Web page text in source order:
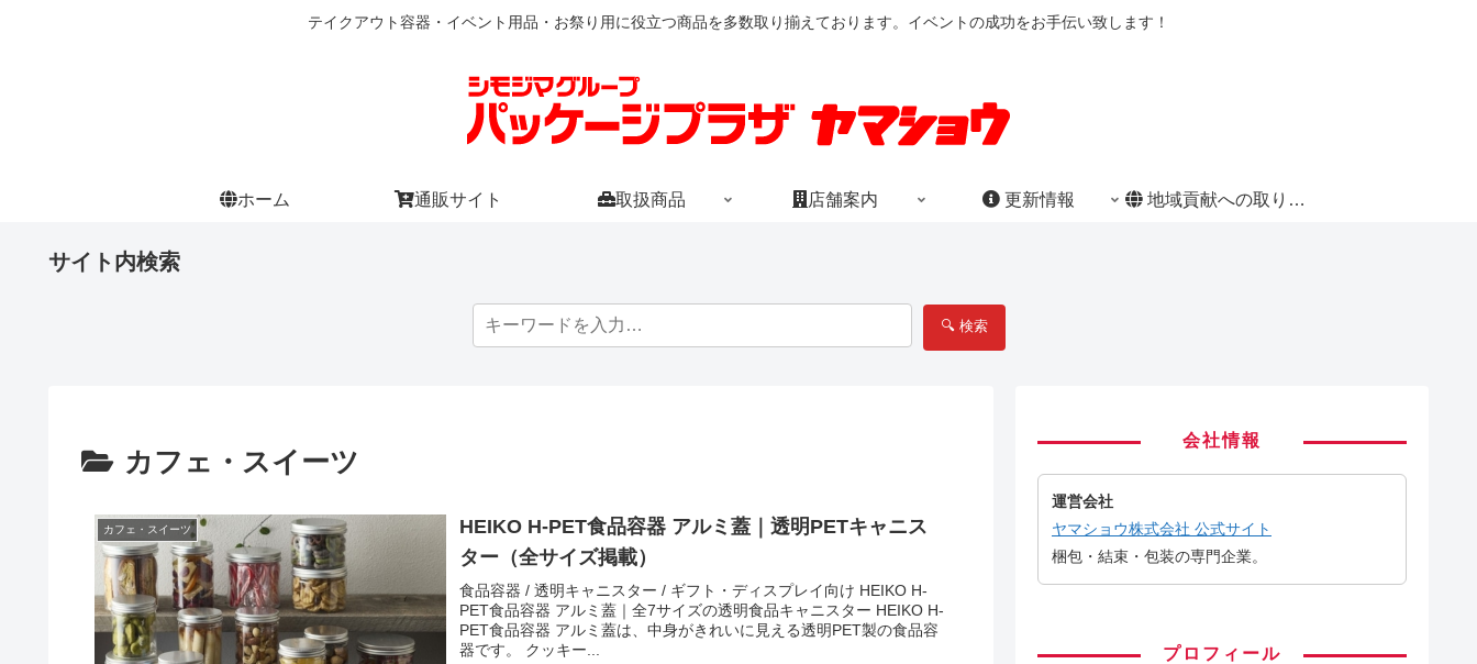
テイクアウト容器・イベント用品・お祭り用に役立つ商品を多数取り揃えております。イベントの成功をお手伝い致します！
ホーム 通販サイト 取扱商品 店舗案内 更新情報 地域貢献への取り組み
サイト内検索
🔍 検索
カフェ・スイーツ
カフェ・スイーツ
HEIKO H-PET食品容器 アルミ蓋｜透明PETキャニス
ター（全サイズ掲載）
食品容器 / 透明キャニスター / ギフト・ディスプレイ向け HEIKO H-
PET食品容器 アルミ蓋｜全7サイズの透明食品キャニスター HEIKO H-
PET食品容器 アルミ蓋は、中身がきれいに見える透明PET製の食品容
器です。 クッキー...
会社情報
運営会社
ヤマショウ株式会社 公式サイト
梱包・結束・包装の専門企業。
プロフィール